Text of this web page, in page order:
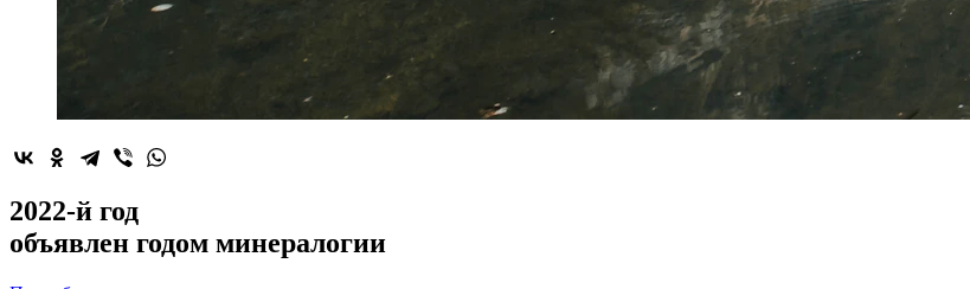
2022-й год
объявлен годом минералогии